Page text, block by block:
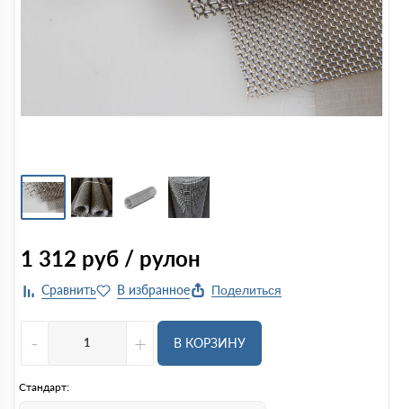
1 312 руб / рулон
Поделиться
- + В КОРЗИНУ
Стандарт: